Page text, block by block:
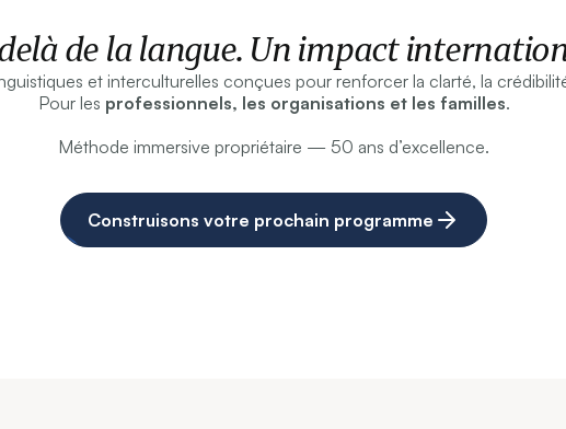
de la langue. Un impact
et interculturelles conçues pour renforcer la clarté, la
Pour les professionnels, les organisations et les familles.
Méthode immersive propriétaire — 50 ans d’excellence.
Construisons votre prochain programme